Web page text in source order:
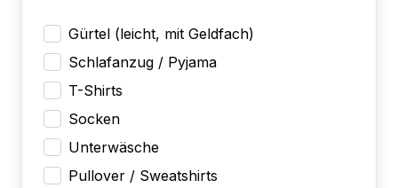
Gürtel (leicht, mit Geldfach)
Schlafanzug / Pyjama
T-Shirts
Socken
Unterwäsche
Pullover / Sweatshirts